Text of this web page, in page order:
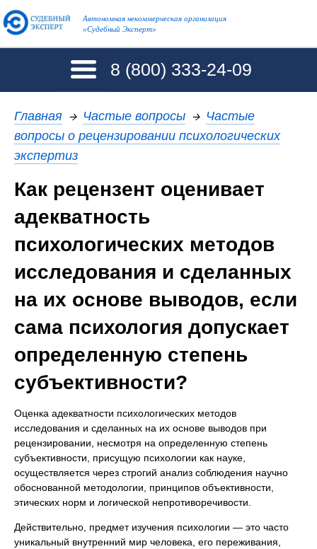
Автономная некоммерческая организация
«Судебный Эксперт»
8 (800) 333-24-09
Главная → Частые вопросы → Частые
вопросы о рецензировании психологических
экспертиз
Как рецензент оценивает
адекватность
психологических методов
исследования и сделанных
на их основе выводов, если
сама психология допускает
определенную степень
субъективности?
Оценка адекватности психологических методов
исследования и сделанных на их основе выводов при
рецензировании, несмотря на определенную степень
субъективности, присущую психологии как науке,
осуществляется через строгий анализ соблюдения научно
обоснованной методологии, принципов объективности,
этических норм и логической непротиворечивости.
Действительно, предмет изучения психологии — это часто
уникальный внутренний мир человека, его переживания,